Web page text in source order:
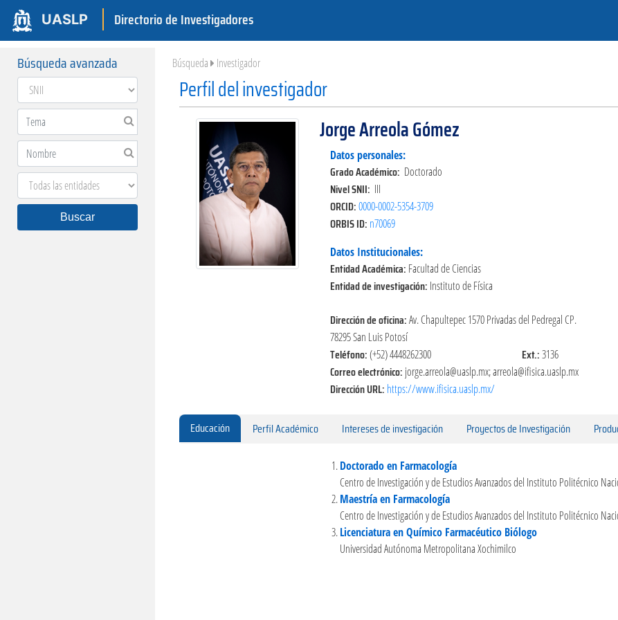
UASLP Directorio de Investigadores
Búsqueda avanzada
Buscar
Búsqueda Investigador
Perfil del investigador
Jorge Arreola Gómez
Datos personales:
Grado Académico: Doctorado
Nivel SNII: III
ORCID:0000-0002-5354-3709
ORBIS ID: n70069
Datos Institucionales:
Entidad Académica: Facultad de Ciencias
Entidad de investigación: Instituto de Física
Dirección de oficina:Av. Chapultepec 1570 Privadas del Pedregal CP.
78295 San Luis Potosí
Teléfono:(+52) 4448262300 Ext.:3136
Correo electrónico: jorge.arreola@uaslp.mx; arreola@ifisica.uaslp.mx
Dirección URL: https://www.ifisica.uaslp.mx/
Educación Perfil Académico Intereses de investigación Proyectos de Investigación
Doctorado en Farmacología
Centro de Investigación y de Estudios Avanzados del Instituto Politécnico
Maestría en Farmacología
Centro de Investigación y de Estudios Avanzados del Instituto Politécnico
Licenciatura en Químico Farmacéutico Biólogo
Universidad Autónoma Metropolitana Xochimilco